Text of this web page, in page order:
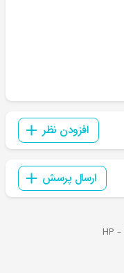
افزودن نظر
ارسال پرسش
HP -